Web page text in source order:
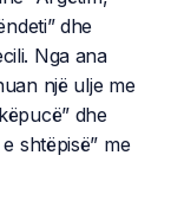
dhe
Nga ana
një ulje me
dhe
shtëpisë” me